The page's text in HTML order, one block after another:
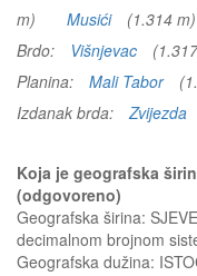
m)
Musići
(1.314
Brdo:
Višnjevac
Planina:
Mali Tabor
Izdanak brda:
Zvijezda
Koja je geografska
(odgovoreno)
Geografska širina:
decimalnom brojnom
Geografska dužina: